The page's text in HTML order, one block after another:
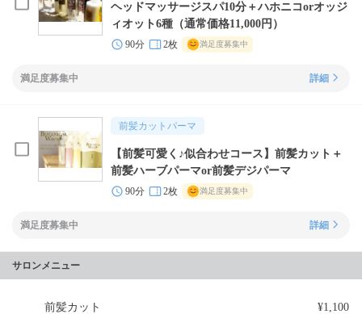
ヘッドマッサージスパ10分＋ハホニコorオッジ
ィオット6種（通常価格11,000円）
90分 2枚 満足度募集中
満足度募集中 詳細
前髪カットパーマ
【前髪可愛く♪似合わせコース】前髪カット＋
前髪ハーブパーマor前髪デジパーマ
90分 2枚 満足度募集中
満足度募集中 詳細
サロンメニュー
前髪カット ¥1,100